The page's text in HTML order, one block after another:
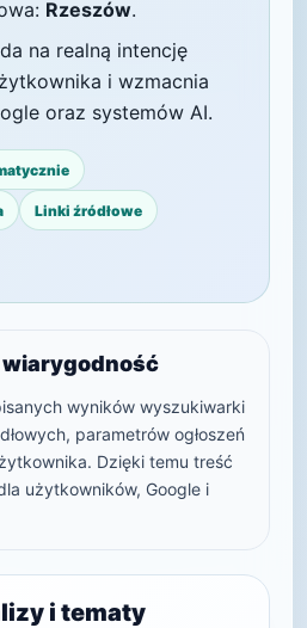
Rzeszów.
na realną intencję
i wzmacnia
oraz systemów AI.
Linki źródłowe
wiarygodność
wyników wyszukiwarki
parametrów ogłoszeń
Dzięki temu treść
użytkowników, Google i
i tematy